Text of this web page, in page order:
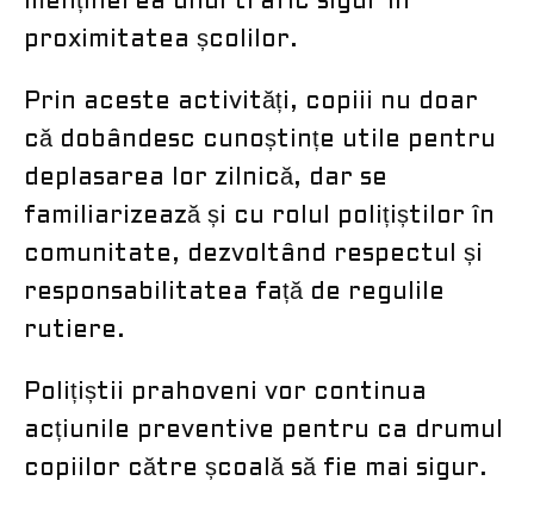
proximitatea școlilor.
Prin aceste activități, copiii nu doar
că dobândesc cunoștințe utile pentru
deplasarea lor zilnică, dar se
familiarizează și cu rolul polițiștilor în
comunitate, dezvoltând respectul și
responsabilitatea față de regulile
rutiere.
Polițiștii prahoveni vor continua
acțiunile preventive pentru ca drumul
copiilor către școală să fie mai sigur.